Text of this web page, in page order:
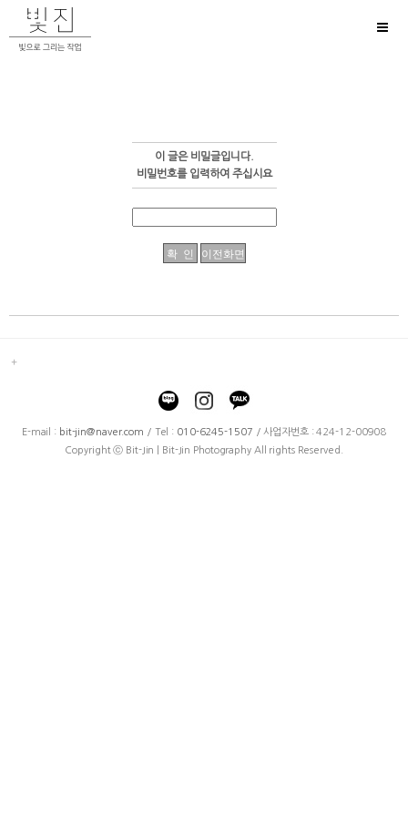
이 글은 비밀글입니다.
비밀번호를 입력하여 주십시요
E-mail : bit-jin@naver.com / Tel : 010-6245-1507 / 사업자번호 : 424-12-00908
Copyright ⓒ Bit-Jin | Bit-Jin Photography All rights Reserved.